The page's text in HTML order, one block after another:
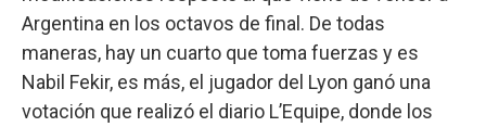
Argentina en los octavos de final. De todas
maneras, hay un cuarto que toma fuerzas y es
Nabil Fekir, es más, el jugador del Lyon ganó una
votación que realizó el diario L’Equipe, donde los